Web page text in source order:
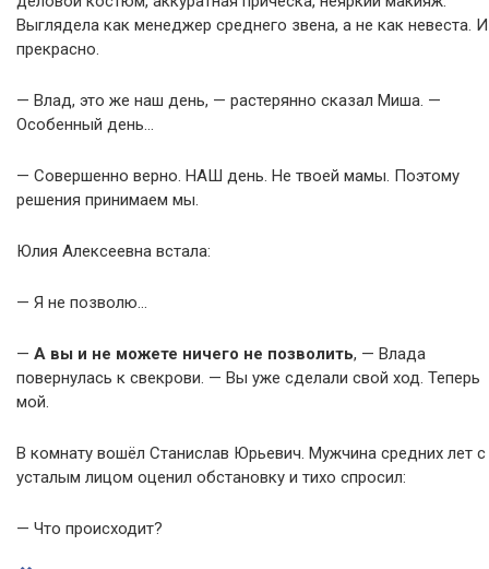
Выглядела как менеджер среднего звена, а не как невеста. И
прекрасно.
— Влад, это же наш день, — растерянно сказал Миша. —
Особенный день…
— Совершенно верно. НАШ день. Не твоей мамы. Поэтому
решения принимаем мы.
Юлия Алексеевна встала:
— Я не позволю…
— А вы и не можете ничего не позволить, — Влада
повернулась к свекрови. — Вы уже сделали свой ход. Теперь
мой.
В комнату вошёл Станислав Юрьевич. Мужчина средних лет с
усталым лицом оценил обстановку и тихо спросил:
— Что происходит?